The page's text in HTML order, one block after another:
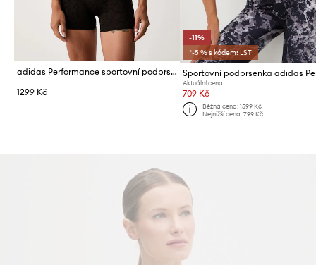
adidas Performance sportovní podprsenka Optime
1299 Kč
-11%
*-5 % s kódem: LST
Aktuální cena:
709 Kč
Běžná cena: 1599 Kč
Nejnižší cena: 799 Kč